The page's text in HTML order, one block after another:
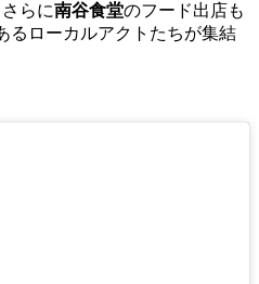
らに南谷食堂のフード出店も
るローカルアクトたちが集結